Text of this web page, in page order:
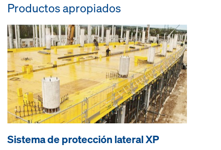
Productos apropiados
Sistema de protección lateral XP